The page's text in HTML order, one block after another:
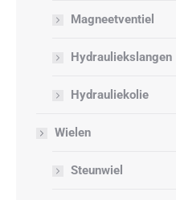
Magneetventiel
Hydrauliekslangen
Hydrauliekolie
Wielen
Steunwiel